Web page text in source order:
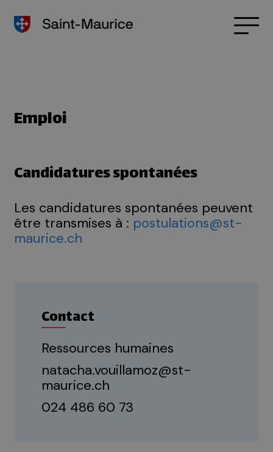
Emploi
Candidatures spontanées
Les candidatures spontanées peuvent
être transmises à : postulations@st-
maurice.ch
Contact
Ressources humaines
natacha.vouillamoz@st-
maurice.ch
024 486 60 73